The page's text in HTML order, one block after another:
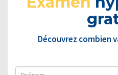
Découvrez combien